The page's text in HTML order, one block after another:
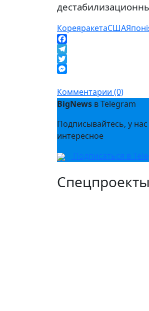
КореяракетаСША
Facebook
Telegram
Twitter
Комментарии (0)
BigNews в Telegram
Подписывайтесь, у
интересное
Подписаться в
Спецпроекты